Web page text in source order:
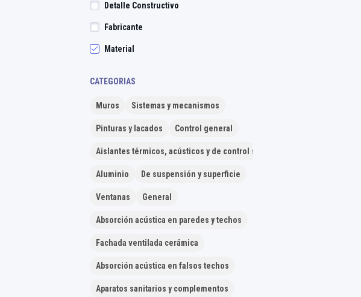
Detalle Constructivo
Fabricante
Material
CATEGORIAS
Muros Sistemas y mecanismos
Pinturas y lacados Control general
Aislantes térmicos, acústicos y de control solar
Aluminio De suspensión y superficie
Ventanas General
Absorción acústica en paredes y techos
Fachada ventilada cerámica
Absorción acústica en falsos techos
Aparatos sanitarios y complementos